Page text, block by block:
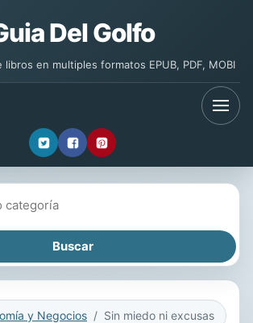
Del Golfo
en multiples formatos EPUB, PDF, MOBI
y Negocios Sin miedo ni excusas